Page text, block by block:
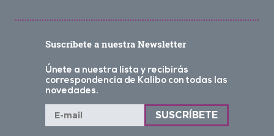
Suscríbete a nuestra Newsletter
Únete a nuestra lista y recibirás
correspondencia de Kalibo con todas las
novedades.